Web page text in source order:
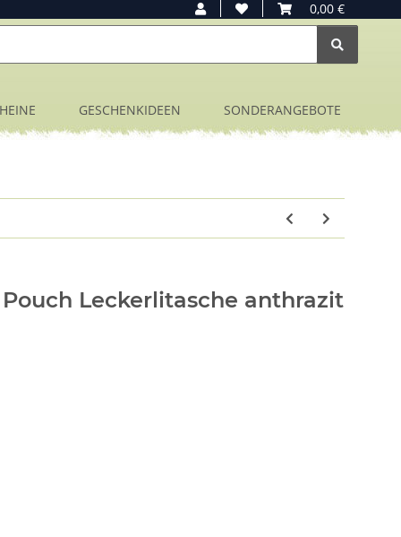
0,00 €
GESCHENKIDEEN SONDERANGEBOTE
Leckerlitasche anthrazit